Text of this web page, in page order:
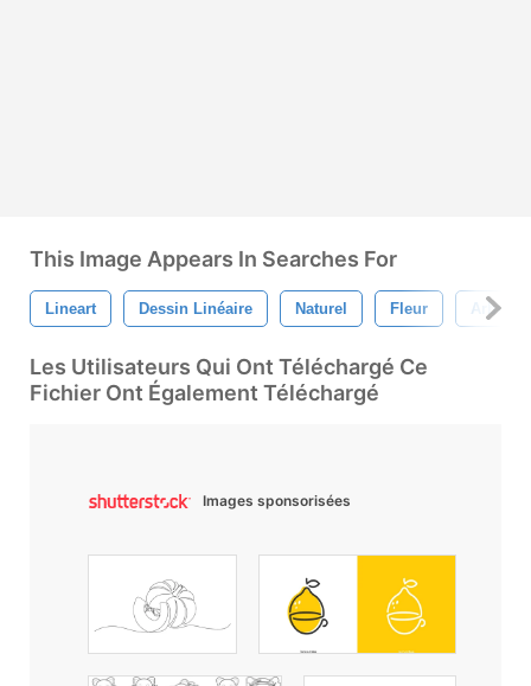
This Image Appears In Searches For
Lineart Dessin Linéaire Naturel Fleur Arbre
Les Utilisateurs Qui Ont Téléchargé Ce
Fichier Ont Également Téléchargé
Images sponsorisées